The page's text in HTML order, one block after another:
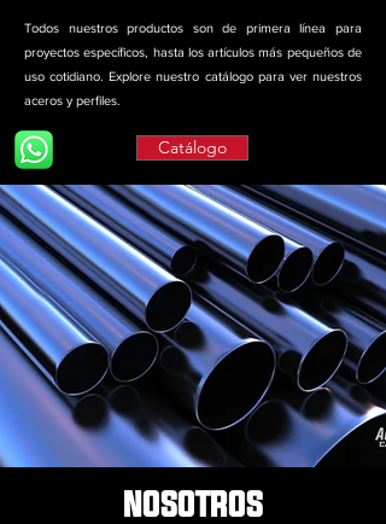
Todos nuestros productos son de primera línea para
proyectos específicos, hasta los artículos más pequeños de
uso cotidiano. Explore nuestro catálogo para ver nuestros
aceros y perfiles.
Catálogo
NOSOTROS